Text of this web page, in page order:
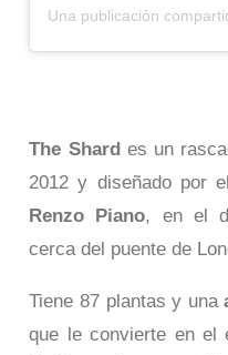
The Shardes un
2012 y diseñado por
Renzo Piano, en el
cerca del puente de
Tiene 87 plantas y una
que le convierte en el